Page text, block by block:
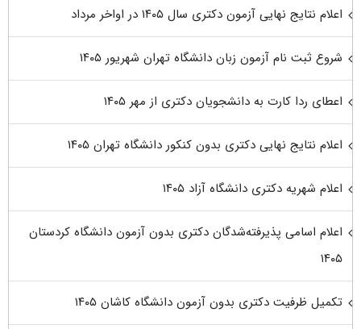
اعلام نتایج نهایی آزمون دکتری سال ۱۴۰۵ در اواخر مرداد
شروع ثبت نام آزمون زبان دانشگاه تهران شهریور ۱۴۰۵
اعطای ردا کارت به دانشجویان دکتری از مهر ۱۴۰۵
اعلام نتایج نهایی دکتری بدون کنکور دانشگاه تهران ۱۴۰۵
اعلام شهریه دکتری دانشگاه آزاد ۱۴۰۵
اعلام اسامی پذیرفته‌شدگان دکتری بدون آزمون دانشگاه کردستان
۱۴۰۵
تکمیل ظرفیت دکتری بدون آزمون دانشگاه کاشان ۱۴۰۵